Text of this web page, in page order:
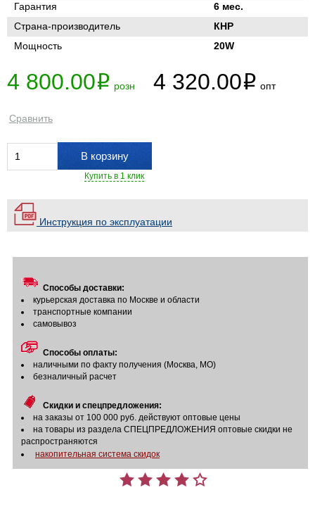
Гарантия
6 мес.
Страна-производитель
КНР
Мощность
20W
4 800.00i розн 4 320.00i опт
Сравнить
В корзину
Купить в 1 клик
Инструкция по эксплуатации
Способы доставки:
курьерская доставка по Москве и области
транспортные компании
самовывоз
Способы оплаты:
наличными по факту получения (Москва, МО)
безналичный расчет
Скидки и спецпредложения:
на заказы от 100 000 руб. действуют оптовые цены
на товары из раздела СПЕЦПРЕДЛОЖЕНИЯ оптовые скидки не
распространяются
накопительная система скидок